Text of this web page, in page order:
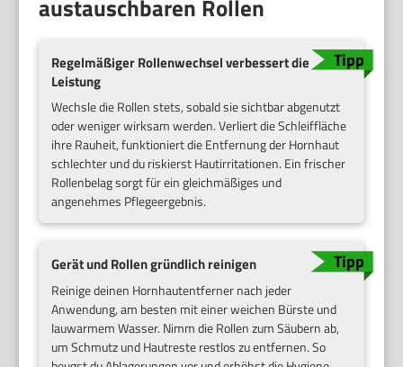
austauschbaren Rollen
Regelmäßiger Rollenwechsel verbessert die
Leistung
Wechsle die Rollen stets, sobald sie sichtbar abgenutzt
oder weniger wirksam werden. Verliert die Schleiffläche
ihre Rauheit, funktioniert die Entfernung der Hornhaut
schlechter und du riskierst Hautirritationen. Ein frischer
Rollenbelag sorgt für ein gleichmäßiges und
angenehmes Pflegeergebnis.
Gerät und Rollen gründlich reinigen
Reinige deinen Hornhautentferner nach jeder
Anwendung, am besten mit einer weichen Bürste und
lauwarmem Wasser. Nimm die Rollen zum Säubern ab,
um Schmutz und Hautreste restlos zu entfernen. So